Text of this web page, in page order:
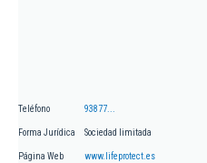
Teléfono 93877...
Forma Jurídica Sociedad limitada
Página Web www.lifeprotect.es